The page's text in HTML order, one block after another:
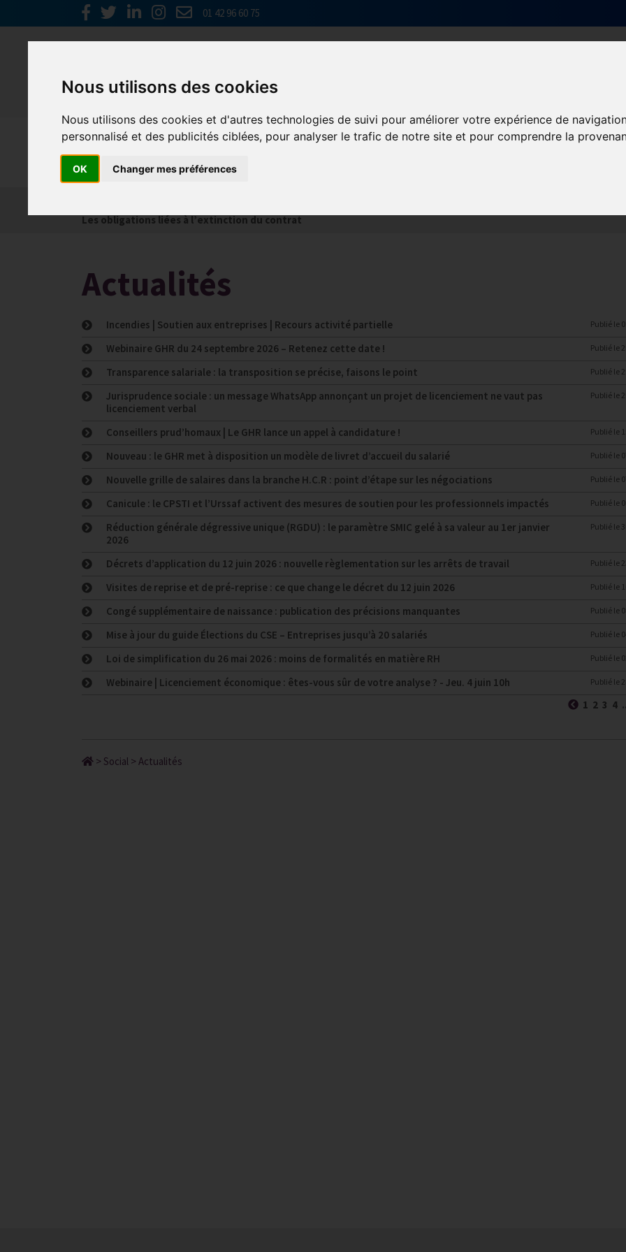
Nous utilisons des cookies
Nous utilisons des cookies et d'autres technologies de suivi pour améliorer votre expérience de
personnalisé et des publicités ciblées, pour analyser le trafic de notre site et pour comprendre la
OK Changer mes préférences
01 42 96 60 75
Social
Les obligations liées à l’extinction du contrat
Actualités
Incendies | Soutien aux entreprises | Recours activité partielle Publié le
Webinaire GHR du 24 septembre 2026 – Retenez cette date ! Publié le
Transparence salariale : la transposition se précise, faisons le point Publié le
Jurisprudence sociale : un message WhatsApp annonçant un projet de licenciement ne vaut pas
licenciement verbal
Publié le
Conseillers prud’homaux | Le GHR lance un appel à candidature ! Publié le
Nouveau : le GHR met à disposition un modèle de livret d’accueil du salarié Publié le
Nouvelle grille de salaires dans la branche H.C.R : point d’étape sur les négociations Publié le
Canicule : le CPSTI et l’Urssaf activent des mesures de soutien pour les professionnels impactés Publié le
Réduction générale dégressive unique (RGDU) : le paramètre SMIC gelé à sa valeur au 1er janvier
2026
Publié le
Décrets d’application du 12 juin 2026 : nouvelle règlementation sur les arrêts de travail Publié le
Visites de reprise et de pré-reprise : ce que change le décret du 12 juin 2026 Publié le
Congé supplémentaire de naissance : publication des précisions manquantes Publié le
Mise à jour du guide Élections du CSE – Entreprises jusqu’à 20 salariés Publié le
Loi de simplification du 26 mai 2026 : moins de formalités en matière RH Publié le
Webinaire | Licenciement économique : êtes-vous sûr de votre analyse ? - Jeu. 4 juin 10h Publié le
1 2 3 4
> Social > Actualités